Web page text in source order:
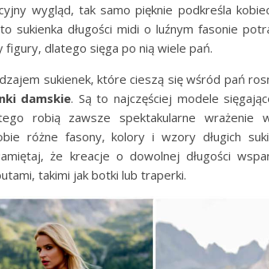
wygląd, tak samo pięknie podkreśla
sukienka długości midi o luźnym fasonie
figury, dlatego sięga po nią wiele pań.
sukienek, które cieszą się wśród pań
damskie. Są to najczęściej modele
robią zawsze spektakularne wrażenie
różne fasony, kolory i wzory długich
że kreacje o dowolnej długości
takimi jak botki lub traperki.